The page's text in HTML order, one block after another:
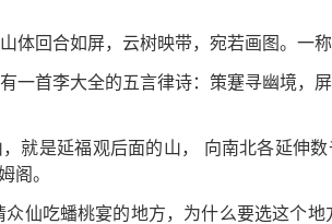
体回合如屏，云树映带，宛若画图。一称
一首李大全的五言律诗：策蹇寻幽境，
就是延福观后面的山， 向南北各延伸
阁。
仙吃蟠桃宴的地方，为什么要选这个